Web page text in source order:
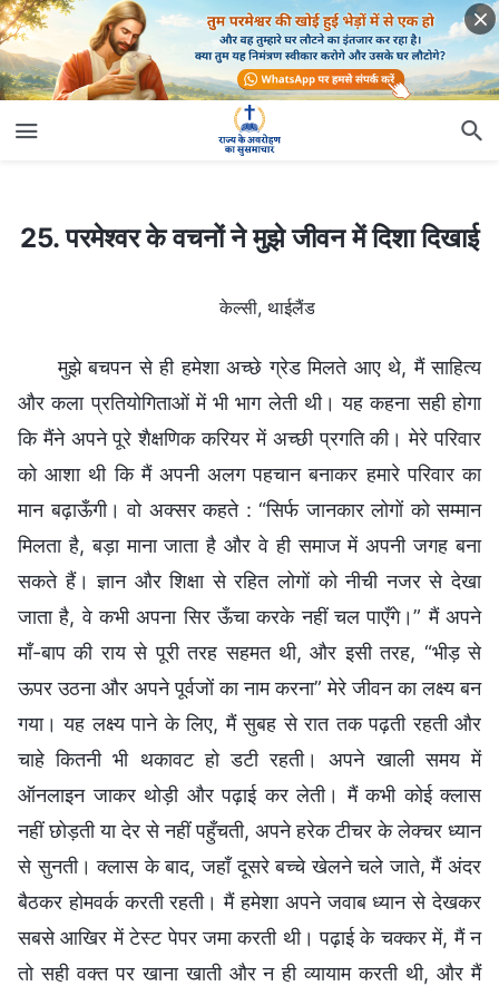
25. परमेश्वर के वचनों ने मुझे जीवन में दिशा दिखाई
25. परमेश्वर के वचनों ने मुझे जीवन में दिशा दिखाई
केल्सी, थाईलैंड
मुझे बचपन से ही हमेशा अच्छे ग्रेड मिलते आए थे, मैं साहित्य
और कला प्रतियोगिताओं में भी भाग लेती थी। यह कहना सही होगा
कि मैंने अपने पूरे शैक्षणिक करियर में अच्छी प्रगति की। मेरे परिवार
को आशा थी कि मैं अपनी अलग पहचान बनाकर हमारे परिवार का
मान बढ़ाऊँगी। वो अक्सर कहते : “सिर्फ जानकार लोगों को सम्मान
मिलता है, बड़ा माना जाता है और वे ही समाज में अपनी जगह बना
सकते हैं। ज्ञान और शिक्षा से रहित लोगों को नीची नजर से देखा
जाता है, वे कभी अपना सिर ऊँचा करके नहीं चल पाएँगे।” मैं अपने
माँ-बाप की राय से पूरी तरह सहमत थी, और इसी तरह, “भीड़ से
ऊपर उठना और अपने पूर्वजों का नाम करना” मेरे जीवन का लक्ष्य बन
गया। यह लक्ष्य पाने के लिए, मैं सुबह से रात तक पढ़ती रहती और
चाहे कितनी भी थकावट हो डटी रहती। अपने खाली समय में
ऑनलाइन जाकर थोड़ी और पढ़ाई कर लेती। मैं कभी कोई क्लास
नहीं छोड़ती या देर से नहीं पहुँचती, अपने हरेक टीचर के लेक्चर ध्यान
से सुनती। क्लास के बाद, जहाँ दूसरे बच्चे खेलने चले जाते, मैं अंदर
बैठकर होमवर्क करती रहती। मैं हमेशा अपने जवाब ध्यान से देखकर
सबसे आखिर में टेस्ट पेपर जमा करती थी। पढ़ाई के चक्कर में, मैं न
तो सही वक्त पर खाना खाती और न ही व्यायाम करती थी, और मैं